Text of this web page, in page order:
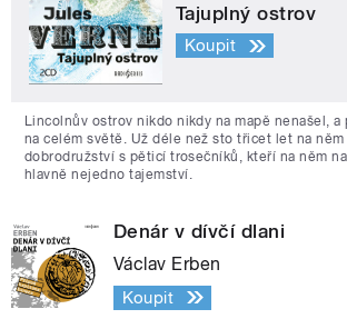
Tajuplný ostrov
Koupit
Lincolnův ostrov nikdo nikdy na mapě nenašel, a
na celém světě. Už déle než sto třicet let na
dobrodružství s pěticí trosečníků, kteří na něm
hlavně nejedno tajemství.
Denár v dívčí dlani
Václav Erben
Koupit